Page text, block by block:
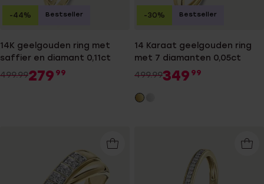
14K geelgouden ring met
saffier en diamant 0,11ct
499.99279 99
-44% Bestseller
14 Karaat geelgouden ring
met 7 diamanten 0,05ct
499.99349 99
-30% Bestseller